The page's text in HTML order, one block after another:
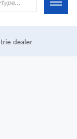
dealer